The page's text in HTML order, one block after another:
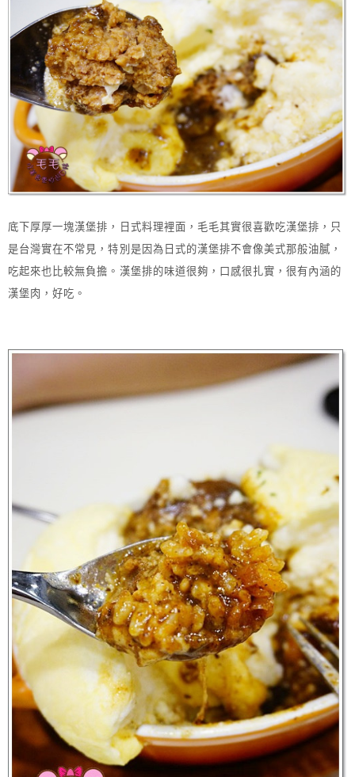
底下厚厚一塊漢堡排，日式料理裡面，毛毛其實很喜歡吃漢堡排，只
是台灣實在不常見，特別是因為日式的漢堡排不會像美式那般油膩，
吃起來也比較無負擔。漢堡排的味道很夠，口感很扎實，很有內涵的
漢堡肉，好吃。